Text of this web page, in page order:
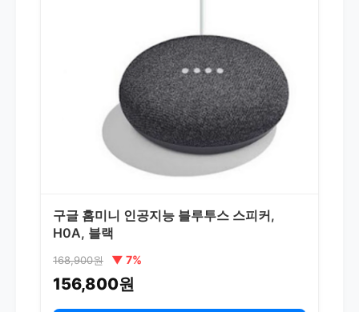
구글 홈미니 인공지능 블루투스 스피커,
H0A, 블랙
168,900원 ▼ 7%
156,800원